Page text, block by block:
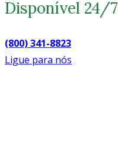
Disponível 24/7
(800) 341-8823
Ligue para nós